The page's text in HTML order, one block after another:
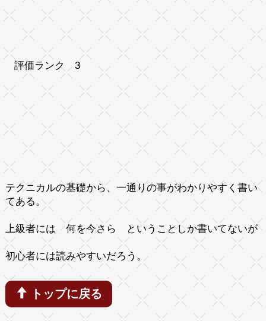
評価ランク 3
テクニカルの基礎から、一通りの事がわかりやすく書い
てある。
上級者には 何を今さら ということしか書いてないが
初心者には読みやすいだろう。
トップに戻る